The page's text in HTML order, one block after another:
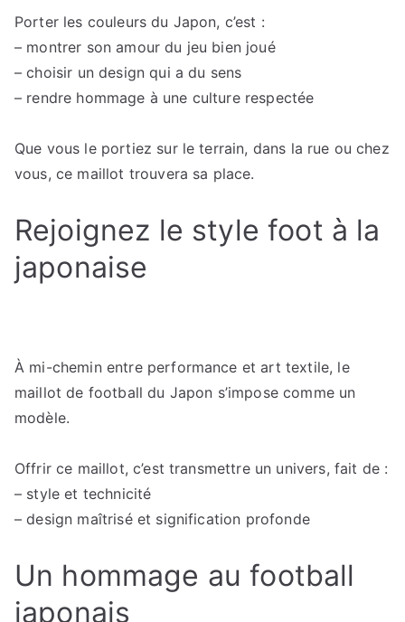
Porter les couleurs du Japon, c’est :
– montrer son amour du jeu bien joué
– choisir un design qui a du sens
– rendre hommage à une culture respectée
Que vous le portiez sur le terrain, dans la rue ou chez
vous, ce maillot trouvera sa place.
Rejoignez le style foot à la
japonaise
À mi-chemin entre performance et art textile, le
maillot de football du Japon s’impose comme un
modèle.
Offrir ce maillot, c’est transmettre un univers, fait de :
– style et technicité
– design maîtrisé et signification profonde
Un hommage au football
japonais